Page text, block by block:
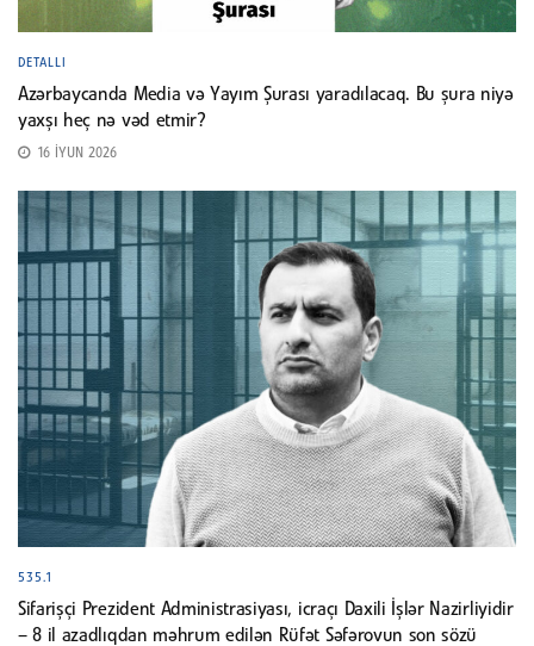
DETALLI
Azərbaycanda Media və Yayım Şurası yaradılacaq. Bu şura niyə
yaxşı heç nə vəd etmir?
16 İYUN 2026
535.1
Sifarişçi Prezident Administrasiyası, icraçı Daxili İşlər Nazirliyidir
– 8 il azadlıqdan məhrum edilən Rüfət Səfərovun son sözü